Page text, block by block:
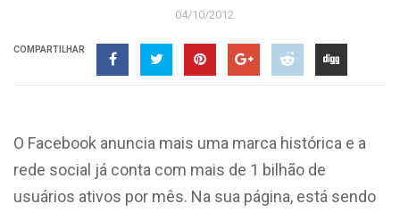
04/10/2012
COMPARTILHAR
O Facebook anuncia mais uma marca histórica e a
rede social já conta com mais de 1 bilhão de
usuários ativos por mês. Na sua página, está sendo